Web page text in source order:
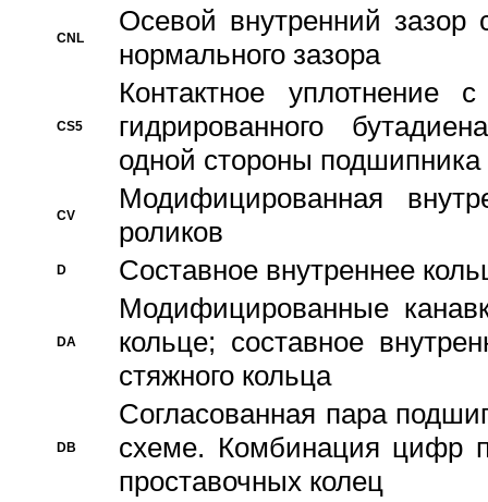
CNL
Осевой внутренний зазор
нормального зазора
CS5
Контактное уплотнение
гидрированного
одной стороны подшипника
CV
Модифицированная
роликов
D Составное внутреннее
DA
Модифицированные
кольце; составное
стяжного кольца
DB
Согласованная пара
схеме. Комбинация цифр
проставочных колец